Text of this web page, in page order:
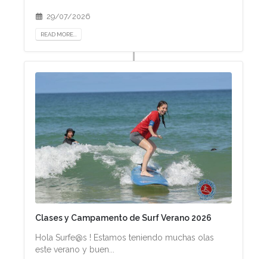
29/07/2026
READ MORE...
Clases y Campamento de Surf Verano 2026
Hola Surfe@s ! Estamos teniendo muchas olas
este verano y buen...